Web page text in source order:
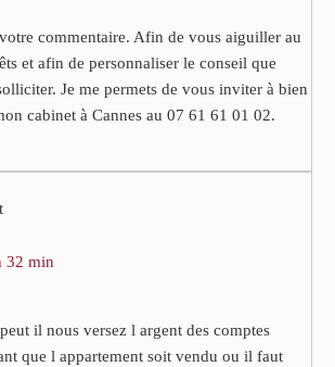
commentaire. Afin de vous aiguiller au
et afin de personnaliser le conseil que
Je me permets de vous inviter à bien
cabinet à Cannes au 07 61 61 01 02.
32 min
il nous versez l argent des comptes
que l appartement soit vendu ou il faut